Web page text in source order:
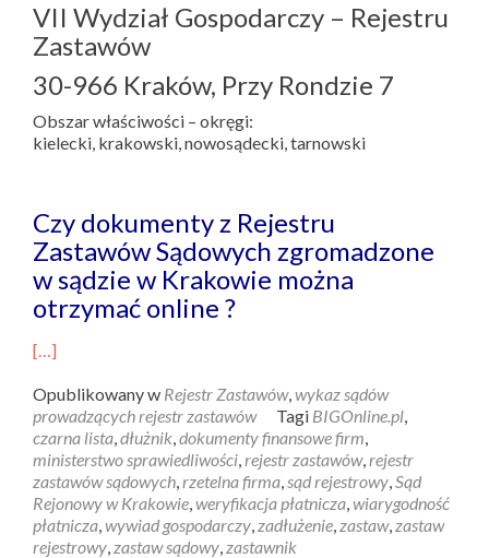
VII Wydział Gospodarczy – Rejestru
Zastawów
30-966 Kraków, Przy Rondzie 7
Obszar właściwości – okręgi:
kielecki, krakowski, nowosądecki, tarnowski
Czy dokumenty z Rejestru
Zastawów Sądowych zgromadzone
w sądzie w Krakowie można
otrzymać online ?
[…]
Opublikowany w Rejestr Zastawów,wykaz sądów
prowadzących rejestr zastawów
Tagi BIGOnline.pl,
czarna lista,dłużnik,dokumenty finansowe firm,
ministerstwo sprawiedliwości,rejestr zastawów,rejestr
zastawów sądowych,rzetelna firma,sąd rejestrowy,Sąd
Rejonowy w Krakowie,weryfikacja płatnicza,wiarygodność
płatnicza,wywiad gospodarczy,zadłużenie,zastaw,zastaw
rejestrowy,zastaw sądowy,zastawnik